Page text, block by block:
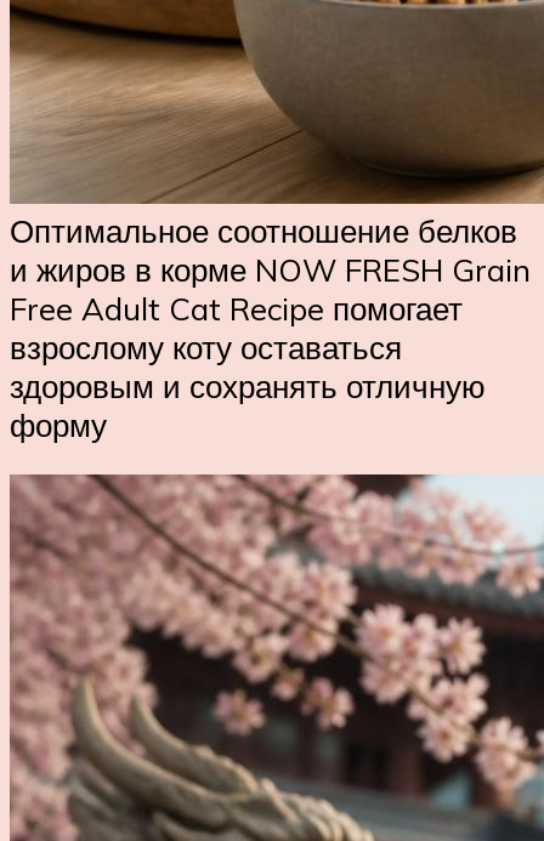
Оптимальное соотношение белков
и жиров в корме NOW FRESH Grain
Free Adult Cat Recipe помогает
взрослому коту оставаться
здоровым и сохранять отличную
форму